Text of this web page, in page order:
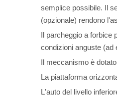
semplice possibile. Il
(opzionale) rendono
Il parcheggio a forbice
condizioni anguste (ad
Il meccanismo è
La piattaforma
L'auto del livello